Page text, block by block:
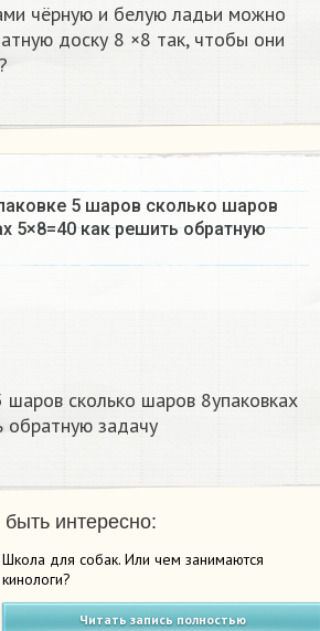
чёрную и белую ладьи можно
доску 8 ×8 так, чтобы они
5 шаров сколько шаров
5×8=40 как решить обратную
шаров сколько шаров 8упаковках
обратную задачу
интересно:
Школа для собак. Или чем занимаются
кинологи?
Читать запись полностью